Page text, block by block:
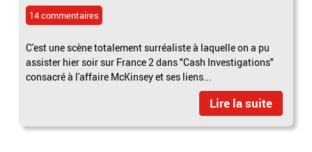
14 commentaires
C'est une scène totalement surréaliste à laquelle on a pu
assister hier soir sur France 2 dans "Cash Investigations"
consacré à l'affaire McKinsey et ses liens...
Lire la suite